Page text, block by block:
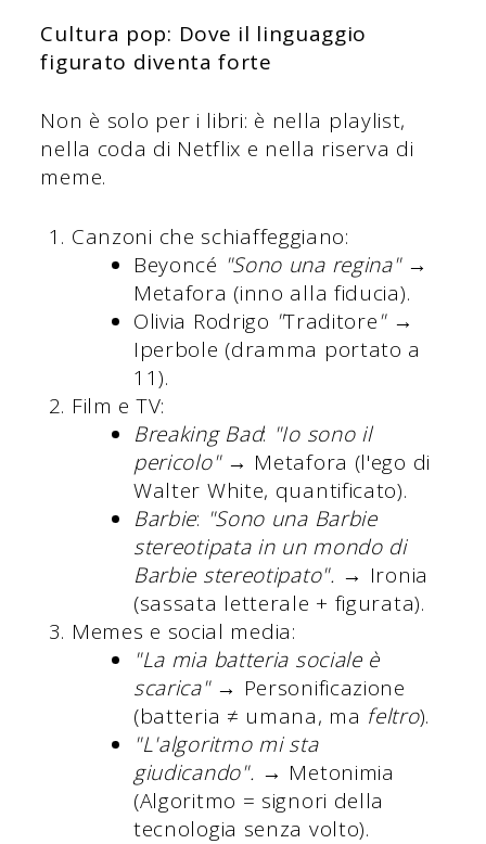
Cultura pop: Dove il linguaggio
figurato diventa forte
Non è solo per i libri: è nella playlist,
nella coda di Netflix e nella riserva di
meme.
Canzoni che schiaffeggiano:
Beyoncé "Sono una regina"→
Metafora (inno alla fiducia).
Olivia Rodrigo "Traditore"→
Iperbole (dramma portato a
11).
Film e TV:
Breaking Bad: "Io sono il
pericolo"→ Metafora (l'ego di
Walter White, quantificato).
Barbie: "Sono una Barbie
stereotipata in un mondo di
Barbie stereotipato". → Ironia
(sassata letterale + figurata).
Memes e social media:
"La mia batteria sociale è
scarica"→ Personificazione
(batteria ≠ umana, ma feltro).
"L'algoritmo mi sta
giudicando". → Metonimia
(Algoritmo = signori della
tecnologia senza volto).